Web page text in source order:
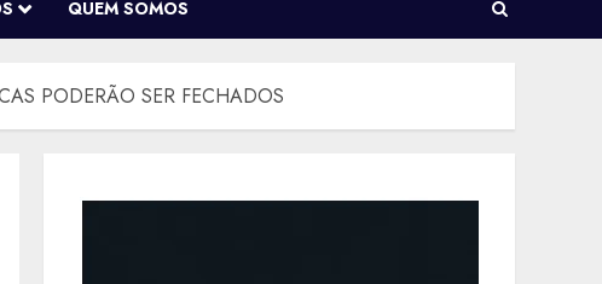
QUEM SOMOS
PODERÃO SER FECHADOS